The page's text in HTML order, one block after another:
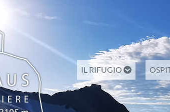
IL RIFUGIO